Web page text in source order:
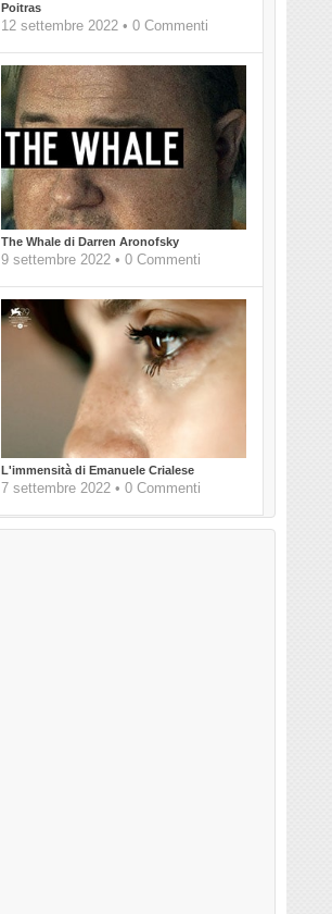
Poitras
12 settembre 2022 • 0 Commenti
The Whale di Darren Aronofsky
9 settembre 2022 • 0 Commenti
L'immensità di Emanuele Crialese
7 settembre 2022 • 0 Commenti